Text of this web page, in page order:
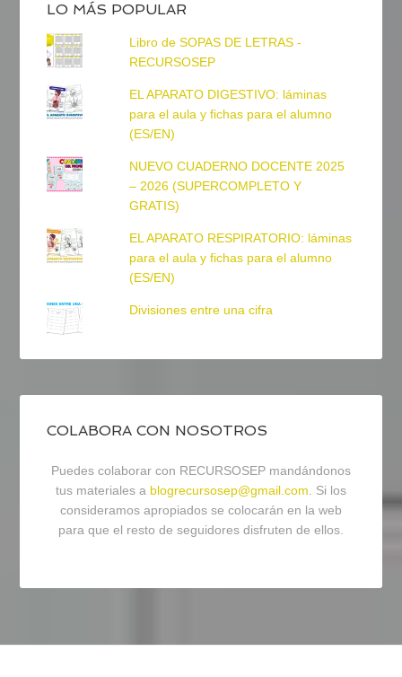
LO MÁS POPULAR
Libro de SOPAS DE LETRAS -
RECURSOSEP
EL APARATO DIGESTIVO: láminas
para el aula y fichas para el alumno
(ES/EN)
NUEVO CUADERNO DOCENTE 2025
– 2026 (SUPERCOMPLETO Y
GRATIS)
EL APARATO RESPIRATORIO: láminas
para el aula y fichas para el alumno
(ES/EN)
Divisiones entre una cifra
COLABORA CON NOSOTROS
Puedes colaborar con RECURSOSEP mandándonos
tus materiales a blogrecursosep@gmail.com. Si los
consideramos apropiados se colocarán en la web
para que el resto de seguidores disfruten de ellos.